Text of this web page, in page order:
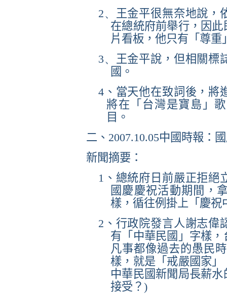
2、 王金平很無奈地說，
在總統府前舉行，因
片看板，他只有「尊重
3、 王金平說，但相關標
國。
4 、當天他在致詞後，將
將在「台灣是寶島」
目。
二、 2007.10.05中國時報：
新聞摘要：
1 、總統府日前嚴正拒絕
國慶慶祝活動期間，
樣，循往例掛上「慶祝
2 、行政院發言人謝志偉
有「中華民國」字樣
凡事都像過去的愚民
樣，就是「戒嚴國家
中華民國新聞局長薪
接受？ )